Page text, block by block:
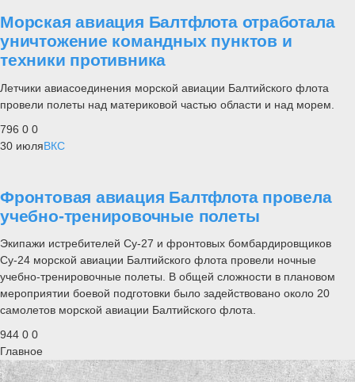
Морская авиация Балтфлота отработала
уничтожение командных пунктов и
техники противника
Летчики авиасоединения морской авиации Балтийского флота
провели полеты над материковой частью области и над морем.
796 0 0
30 июляВКС
Фронтовая авиация Балтфлота провела
учебно-тренировочные полеты
Экипажи истребителей Су-27 и фронтовых бомбардировщиков
Су-24 морской авиации Балтийского флота провели ночные
учебно-тренировочные полеты. В общей сложности в плановом
мероприятии боевой подготовки было задействовано около 20
самолетов морской авиации Балтийского флота.
944 0 0
Главное